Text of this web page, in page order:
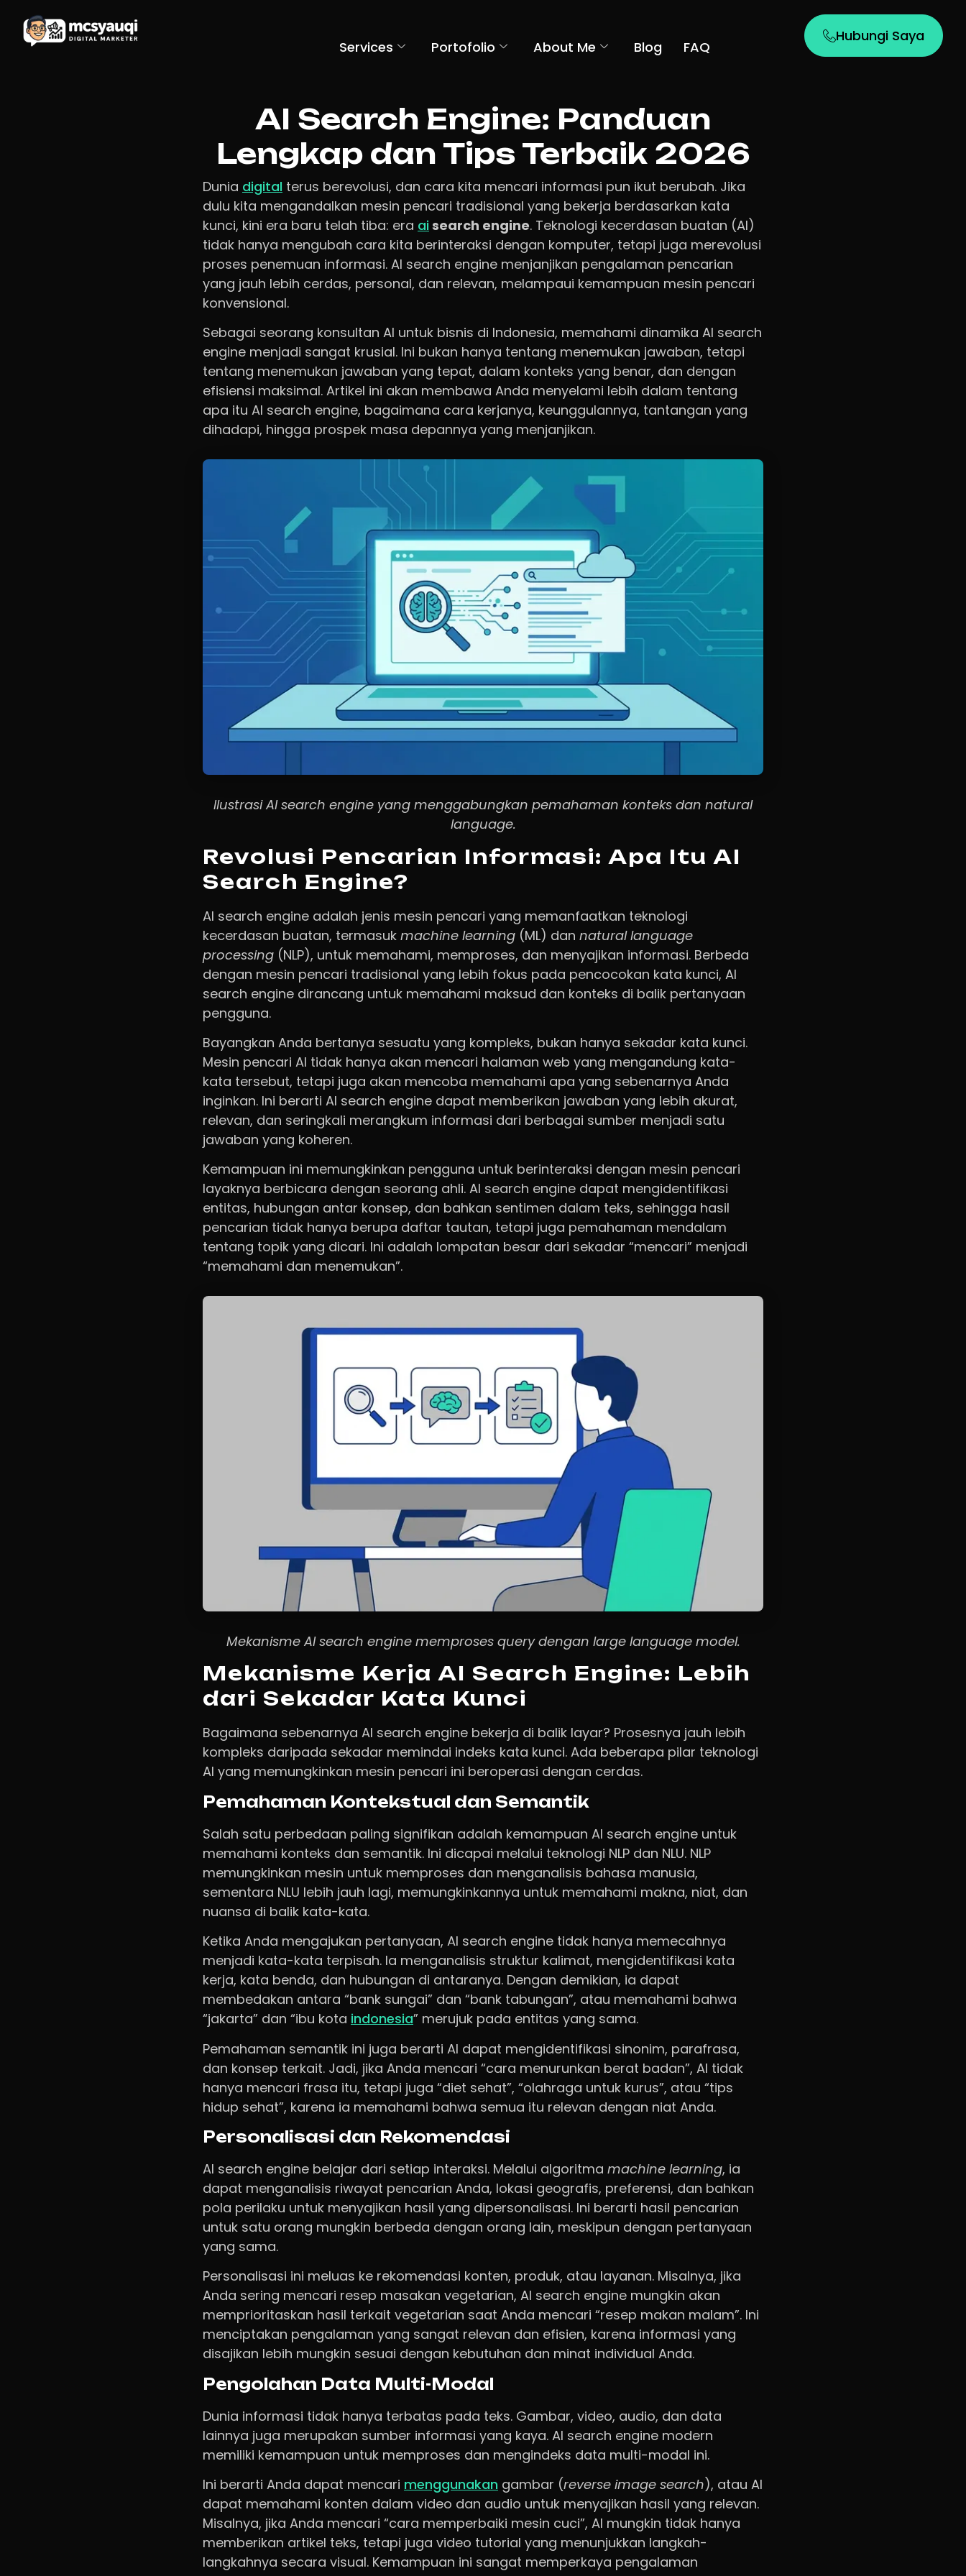
Services Portofolio About Me Blog FAQ
Hubungi Saya
AI Search Engine: Panduan
Lengkap dan Tips Terbaik 2026
Dunia digital terus berevolusi, dan cara kita mencari informasi pun ikut berubah. Jika
dulu kita mengandalkan mesin pencari tradisional yang bekerja berdasarkan kata
kunci, kini era baru telah tiba: era ai search engine. Teknologi kecerdasan buatan (AI)
tidak hanya mengubah cara kita berinteraksi dengan komputer, tetapi juga merevolusi
proses penemuan informasi. AI search engine menjanjikan pengalaman pencarian
yang jauh lebih cerdas, personal, dan relevan, melampaui kemampuan mesin pencari
konvensional.
Sebagai seorang konsultan AI untuk bisnis di Indonesia, memahami dinamika AI search
engine menjadi sangat krusial. Ini bukan hanya tentang menemukan jawaban, tetapi
tentang menemukan jawaban yang tepat, dalam konteks yang benar, dan dengan
efisiensi maksimal. Artikel ini akan membawa Anda menyelami lebih dalam tentang
apa itu AI search engine, bagaimana cara kerjanya, keunggulannya, tantangan yang
dihadapi, hingga prospek masa depannya yang menjanjikan.
Ilustrasi AI search engine yang menggabungkan pemahaman konteks dan natural
language.
Revolusi Pencarian Informasi: Apa Itu AI
Search Engine?
AI search engine adalah jenis mesin pencari yang memanfaatkan teknologi
kecerdasan buatan, termasuk machine learning (ML) dan natural language
processing (NLP), untuk memahami, memproses, dan menyajikan informasi. Berbeda
dengan mesin pencari tradisional yang lebih fokus pada pencocokan kata kunci, AI
search engine dirancang untuk memahami maksud dan konteks di balik pertanyaan
pengguna.
Bayangkan Anda bertanya sesuatu yang kompleks, bukan hanya sekadar kata kunci.
Mesin pencari AI tidak hanya akan mencari halaman web yang mengandung kata-
kata tersebut, tetapi juga akan mencoba memahami apa yang sebenarnya Anda
inginkan. Ini berarti AI search engine dapat memberikan jawaban yang lebih akurat,
relevan, dan seringkali merangkum informasi dari berbagai sumber menjadi satu
jawaban yang koheren.
Kemampuan ini memungkinkan pengguna untuk berinteraksi dengan mesin pencari
layaknya berbicara dengan seorang ahli. AI search engine dapat mengidentifikasi
entitas, hubungan antar konsep, dan bahkan sentimen dalam teks, sehingga hasil
pencarian tidak hanya berupa daftar tautan, tetapi juga pemahaman mendalam
tentang topik yang dicari. Ini adalah lompatan besar dari sekadar “mencari” menjadi
“memahami dan menemukan”.
Mekanisme AI search engine memproses query dengan large language model.
Mekanisme Kerja AI Search Engine: Lebih
dari Sekadar Kata Kunci
Bagaimana sebenarnya AI search engine bekerja di balik layar? Prosesnya jauh lebih
kompleks daripada sekadar memindai indeks kata kunci. Ada beberapa pilar teknologi
AI yang memungkinkan mesin pencari ini beroperasi dengan cerdas.
Pemahaman Kontekstual dan Semantik
Salah satu perbedaan paling signifikan adalah kemampuan AI search engine untuk
memahami konteks dan semantik. Ini dicapai melalui teknologi NLP dan NLU. NLP
memungkinkan mesin untuk memproses dan menganalisis bahasa manusia,
sementara NLU lebih jauh lagi, memungkinkannya untuk memahami makna, niat, dan
nuansa di balik kata-kata.
Ketika Anda mengajukan pertanyaan, AI search engine tidak hanya memecahnya
menjadi kata-kata terpisah. Ia menganalisis struktur kalimat, mengidentifikasi kata
kerja, kata benda, dan hubungan di antaranya. Dengan demikian, ia dapat
membedakan antara “bank sungai” dan “bank tabungan”, atau memahami bahwa
“jakarta” dan “ibu kota indonesia” merujuk pada entitas yang sama.
Pemahaman semantik ini juga berarti AI dapat mengidentifikasi sinonim, parafrasa,
dan konsep terkait. Jadi, jika Anda mencari “cara menurunkan berat badan”, AI tidak
hanya mencari frasa itu, tetapi juga “diet sehat”, “olahraga untuk kurus”, atau “tips
hidup sehat”, karena ia memahami bahwa semua itu relevan dengan niat Anda.
Personalisasi dan Rekomendasi
AI search engine belajar dari setiap interaksi. Melalui algoritma machine learning, ia
dapat menganalisis riwayat pencarian Anda, lokasi geografis, preferensi, dan bahkan
pola perilaku untuk menyajikan hasil yang dipersonalisasi. Ini berarti hasil pencarian
untuk satu orang mungkin berbeda dengan orang lain, meskipun dengan pertanyaan
yang sama.
Personalisasi ini meluas ke rekomendasi konten, produk, atau layanan. Misalnya, jika
Anda sering mencari resep masakan vegetarian, AI search engine mungkin akan
memprioritaskan hasil terkait vegetarian saat Anda mencari “resep makan malam”. Ini
menciptakan pengalaman yang sangat relevan dan efisien, karena informasi yang
disajikan lebih mungkin sesuai dengan kebutuhan dan minat individual Anda.
Pengolahan Data Multi-Modal
Dunia informasi tidak hanya terbatas pada teks. Gambar, video, audio, dan data
lainnya juga merupakan sumber informasi yang kaya. AI search engine modern
memiliki kemampuan untuk memproses dan mengindeks data multi-modal ini.
Ini berarti Anda dapat mencari menggunakan gambar (reverse image search), atau AI
dapat memahami konten dalam video dan audio untuk menyajikan hasil yang relevan.
Misalnya, jika Anda mencari “cara memperbaiki mesin cuci”, AI mungkin tidak hanya
memberikan artikel teks, tetapi juga video tutorial yang menunjukkan langkah-
langkahnya secara visual. Kemampuan ini sangat memperkaya pengalaman